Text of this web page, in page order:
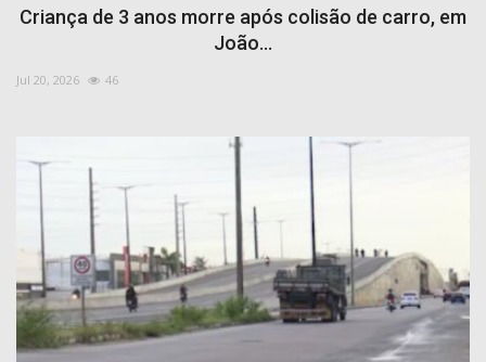
Criança de 3 anos morre após colisão de carro, em
João...
Jul 20, 2026 46